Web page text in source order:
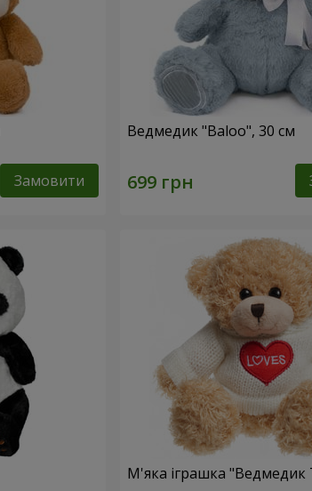
Замовити
Ведмедик "Baloo", 30 см
М'яка іграшка "Ведмедик